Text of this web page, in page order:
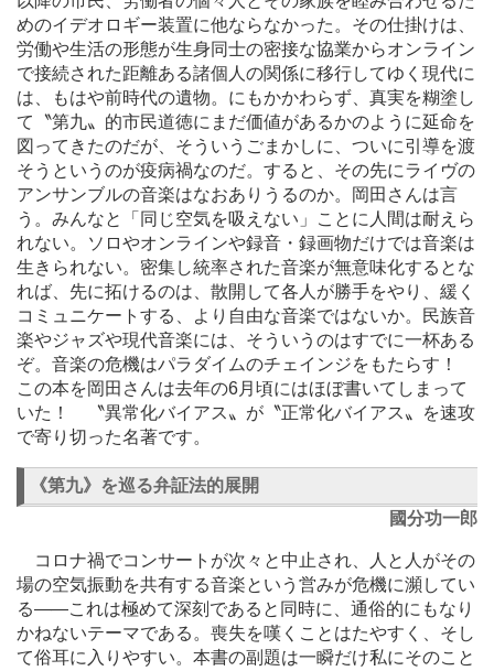
めのイデオロギー装置に他ならなかった。その仕掛けは、
労働や生活の形態が生身同士の密接な協業からオンライン
で接続された距離ある諸個人の関係に移行してゆく現代に
は、もはや前時代の遺物。にもかかわらず、真実を糊塗し
て〝第九〟的市民道徳にまだ価値があるかのように延命を
図ってきたのだが、そういうごまかしに、ついに引導を渡
そうというのが疫病禍なのだ。すると、その先にライヴの
アンサンブルの音楽はなおありうるのか。岡田さんは言
う。みんなと「同じ空気を吸えない」ことに人間は耐えら
れない。ソロやオンラインや録音・録画物だけでは音楽は
生きられない。密集し統率された音楽が無意味化するとな
れば、先に拓けるのは、散開して各人が勝手をやり、緩く
コミュニケートする、より自由な音楽ではないか。民族音
楽やジャズや現代音楽には、そういうのはすでに一杯ある
ぞ。音楽の危機はパラダイムのチェインジをもたらす！
この本を岡田さんは去年の6月頃にはほぼ書いてしまって
いた！ 〝異常化バイアス〟が〝正常化バイアス〟を速攻
で寄り切った名著です。
《第九》を巡る弁証法的展開
國分功一郎
コロナ禍でコンサートが次々と中止され、人と人がその
場の空気振動を共有する音楽という営みが危機に瀕してい
る――これは極めて深刻であると同時に、通俗的にもなり
かねないテーマである。喪失を嘆くことはたやすく、そし
て俗耳に入りやすい。本書の副題は一瞬だけ私にそのこと